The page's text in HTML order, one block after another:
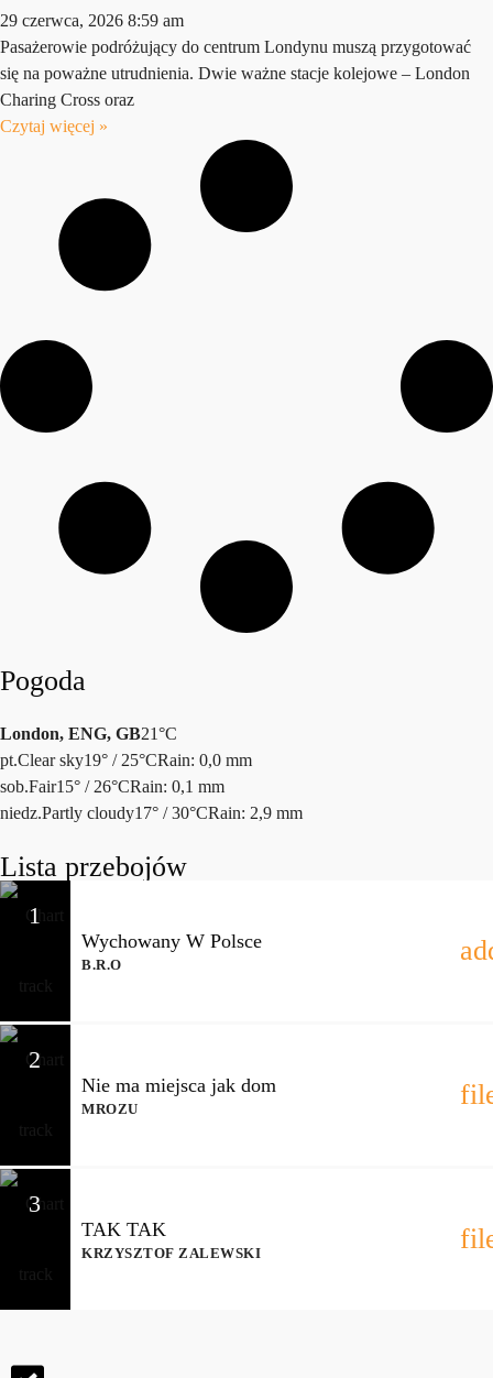
29 czerwca, 2026 8:59 am
Pasażerowie podróżujący do centrum Londynu muszą przygotować
się na poważne utrudnienia. Dwie ważne stacje kolejowe – London
Charing Cross oraz
Czytaj więcej »
Pogoda
London, ENG, GB21°C
pt.Clear sky19° / 25°CRain: 0,0 mm
sob.Fair15° / 26°CRain: 0,1 mm
niedz.Partly cloudy17° / 30°CRain: 2,9 mm
Lista przebojów
1
Wychowany W Polsce
B.R.O
2
Nie ma miejsca jak dom
MROZU
3
TAK TAK
KRZYSZTOF ZALEWSKI